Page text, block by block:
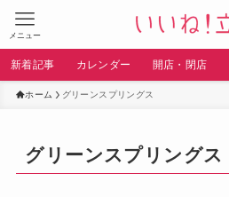
メニュー
新着記事 カレンダー 開店・閉店
ホーム グリーンスプリングス
グリーンスプリングス